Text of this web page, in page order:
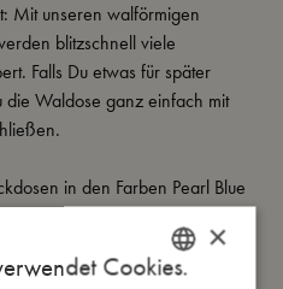
Mit unseren walförmigen
blitzschnell viele
Falls Du etwas für später
die Waldose ganz einfach mit
in den Farben Pearl Blue
aus 100 %
×
Cookies.